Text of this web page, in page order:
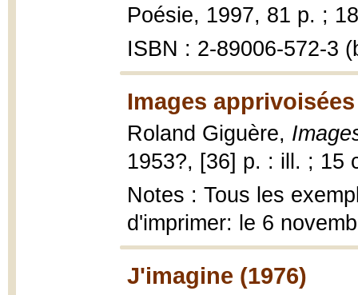
Poésie, 1997, 81 p. ;
ISBN : 2-89006-572-3
Images
Roland Giguère,
1953?, [36] p. : ill. ; 15
Notes : Tous les
d'imprimer: le 6
J'imagine (1976)